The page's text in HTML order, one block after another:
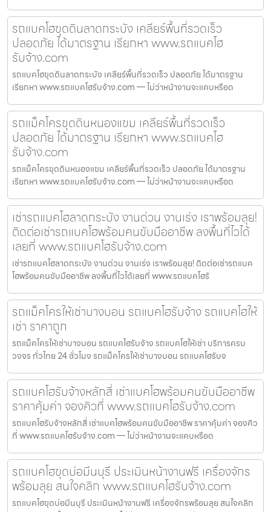
รถแบคโฮขุดดินลาดกระบัง เคลียร์พื้นที่รวดเร็ว
ปลอดภัย ได้มาตรฐาน เรียกหา www.รถแบคโฮ
รับจ้าง.com
รถแบคโฮขุดดินลาดกระบัง เคลียร์พื้นที่รวดเร็ว ปลอดภัย ได้มาตรฐาน
เรียกหา www.รถแบคโฮรับจ้าง.com — ไม่ว่าหน้างานจะแคบหรือด
รถแม็คโครขุดดินหนองแขม เคลียร์พื้นที่รวดเร็ว
ปลอดภัย ได้มาตรฐาน เรียกหา www.รถแบคโฮ
รับจ้าง.com
รถแม็คโครขุดดินหนองแขม เคลียร์พื้นที่รวดเร็ว ปลอดภัย ได้มาตรฐาน
เรียกหา www.รถแบคโฮรับจ้าง.com — ไม่ว่าหน้างานจะแคบหรือด
เช่ารถแบคโฮลาดกระบัง งานด่วน งานเร่ง เราพร้อมลุย!
ติดต่อเช่ารถแบคโฮพร้อมคนขับมืออาชีพ ลงพื้นที่ไวได้
เลยที่ www.รถแบคโฮรับจ้าง.com
เช่ารถแบคโฮลาดกระบัง งานด่วน งานเร่ง เราพร้อมลุย! ติดต่อเช่ารถแบค
โฮพร้อมคนขับมืออาชีพ ลงพื้นที่ไวได้เลยที่ www.รถแบคโฮรั
รถแม็คโครให้เช่าบางบอน รถแบคโฮรับจ้าง รถแบคโฮให้
เช่า ราคาถูก
รถแม็คโครให้เช่าบางบอน รถแบคโฮรับจ้าง รถแบคโฮให้เช่า บริการครบ
วงจร ทั่วไทย 24 ชั่วโมง รถแม็คโครให้เช่าบางบอน รถแบคโฮรับจ
รถแบคโฮรับจ้างหลักสี่ เช่าแบคโฮพร้อมคนขับมืออาชีพ
ราคาคุ้มค่า จองคิวที่ www.รถแบคโฮรับจ้าง.com
รถแบคโฮรับจ้างหลักสี่ เช่าแบคโฮพร้อมคนขับมืออาชีพ ราคาคุ้มค่า จองคิว
ที่ www.รถแบคโฮรับจ้าง.com — ไม่ว่าหน้างานจะแคบหรือด
รถแบคโฮขุดบ่อมีนบุรี ประเมินหน้างานฟรี เครื่องจักร
พร้อมลุย สนใจคลิก www.รถแบคโฮรับจ้าง.com
รถแบคโฮขุดบ่อมีนบุรี ประเมินหน้างานฟรี เครื่องจักรพร้อมลุย สนใจคลิก